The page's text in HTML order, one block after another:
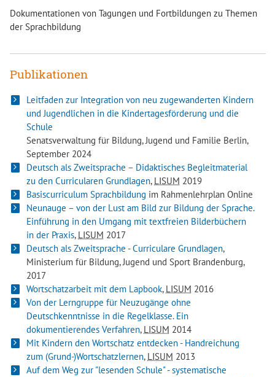
Dokumentationen von Tagungen und Fortbildungen zu Themen
der Sprachbildung
Publikationen
Leitfaden zur Integration von neu zugewanderten Kindern
und Jugendlichen in die Kindertagesförderung und die
Schule
Senatsverwaltung für Bildung, Jugend und Familie Berlin,
September 2024
Deutsch als Zweitsprache – Didaktisches Begleitmaterial
zu den Curricularen Grundlagen, LISUM 2019
Basiscurriculum Sprachbildung im Rahmenlehrplan Online
Neunauge – von der Lust am Bild zur Bildung der Sprache.
Einführung in den Umgang mit textfreien Bilderbüchern
in der Praxis, LISUM 2017
Deutsch als Zweitsprache - Curriculare Grundlagen,
Ministerium für Bildung, Jugend und Sport Brandenburg,
2017
Wortschatzarbeit mit dem Lapbook, LISUM 2016
Von der Lerngruppe für Neuzugänge ohne
Deutschkenntnisse in die Regelklasse. Ein
dokumentierendes Verfahren, LISUM 2014
Mit Kindern den Wortschatz entdecken - Handreichung
zum (Grund-)Wortschatzlernen, LISUM 2013
Auf dem Weg zur "lesenden Schule" - systematische